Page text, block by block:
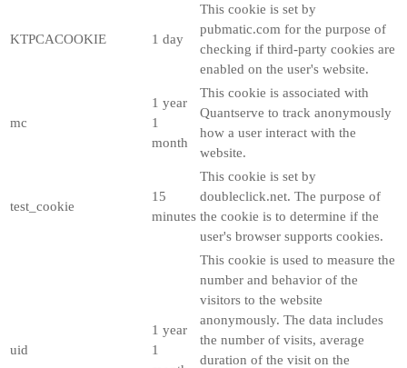
KTPCACOOKIE 1 day
This cookie is set by
pubmatic.com for the purpose of
checking if third-party cookies are
enabled on the user's website.
mc
1 year
1
month
This cookie is associated with
Quantserve to track anonymously
how a user interact with the
website.
test_cookie
15
minutes
This cookie is set by
doubleclick.net. The purpose of
the cookie is to determine if the
user's browser supports cookies.
uid
1 year
1
This cookie is used to measure the
number and behavior of the
visitors to the website
anonymously. The data includes
the number of visits, average
duration of the visit on the